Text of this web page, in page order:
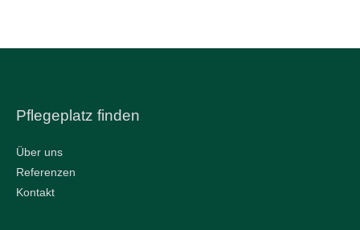
Pflegeplatz finden
Über uns
Referenzen
Kontakt